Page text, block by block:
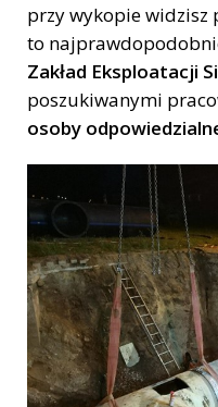
przy wykopie widzisz
to
Zakład Eksploatacji
poszukiwanymi
osoby